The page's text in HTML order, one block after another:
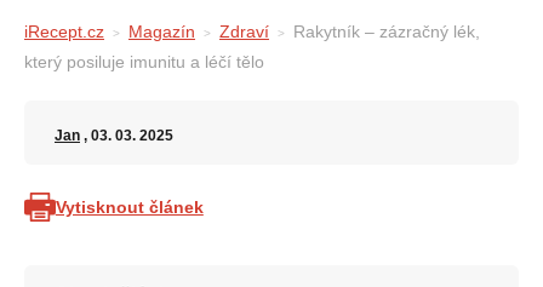
iRecept.cz Magazín Zdraví
Rakytník – zázračný lék,
který posiluje imunitu a léčí tělo
Jan , 03. 03. 2025
Vytisknout článek